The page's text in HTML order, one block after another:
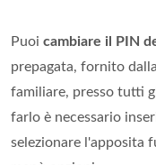
Puoi cambiare il PIN
prepagata, fornito
familiare, presso tutti
farlo è necessario
selezionare l'apposita